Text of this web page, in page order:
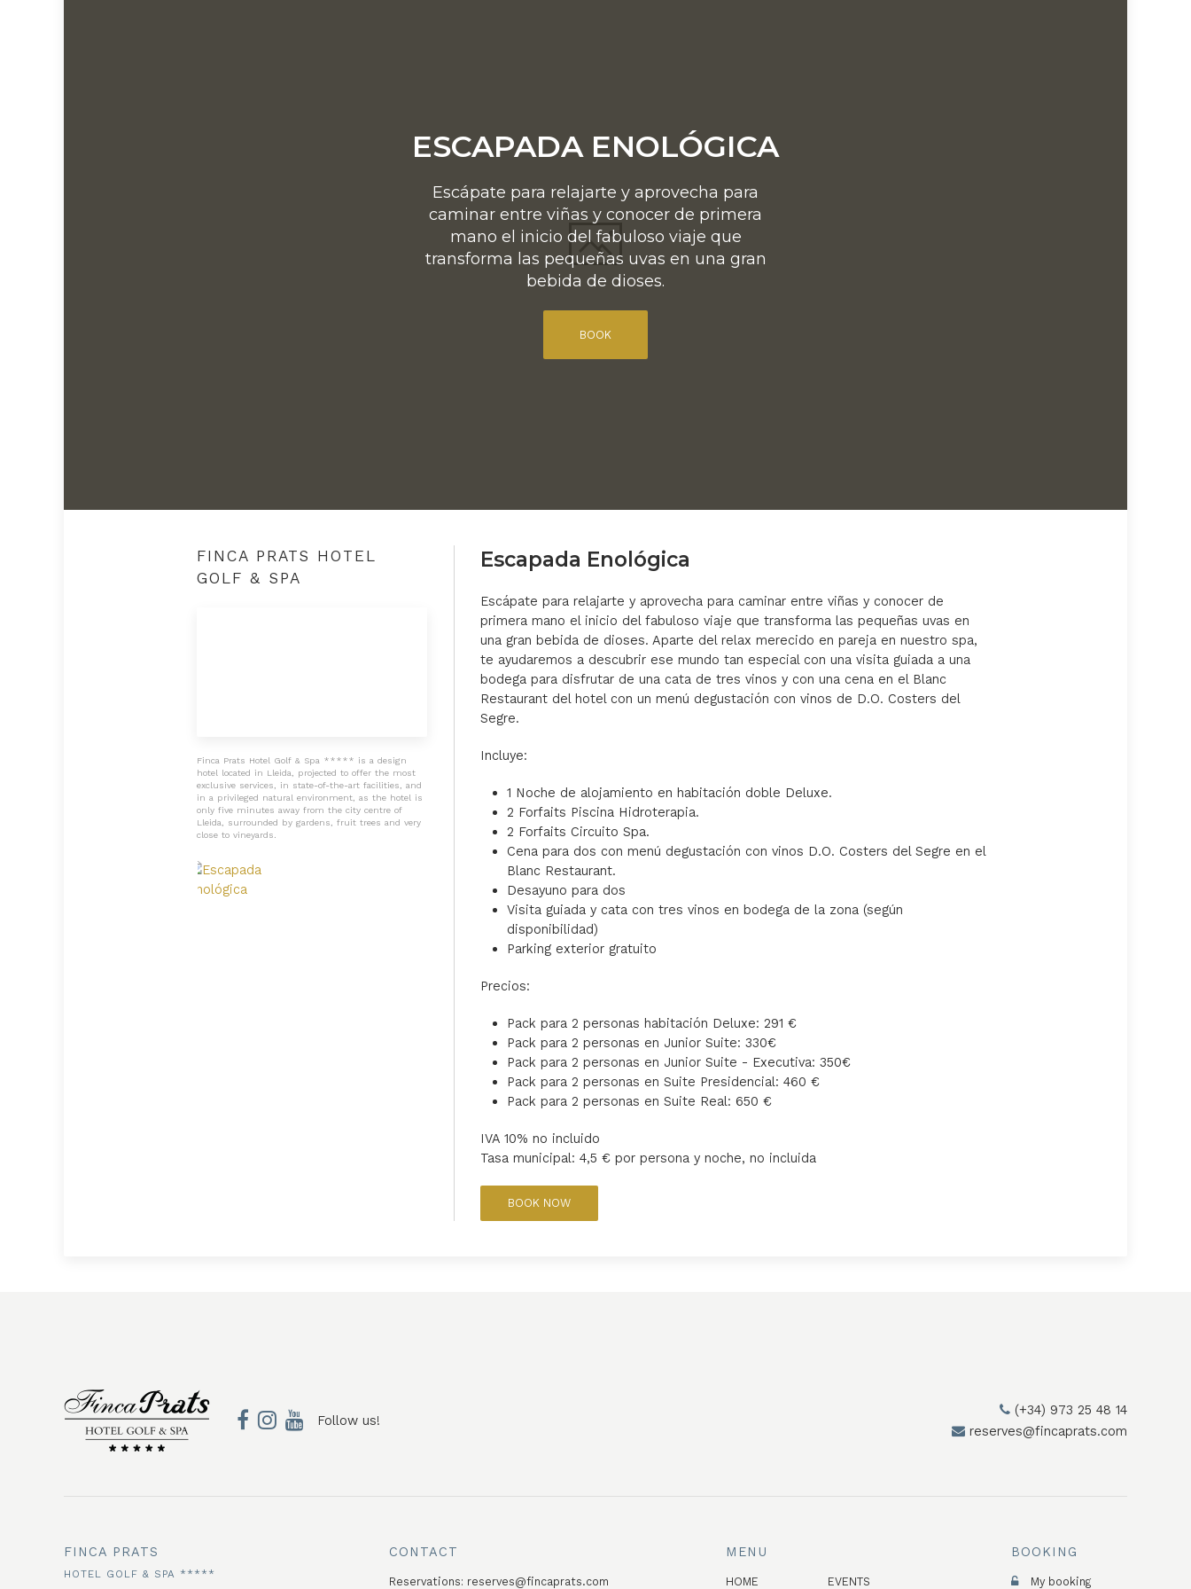
ESCAPADA ENOLÓGICA
Escápate para relajarte y aprovecha para
caminar entre viñas y conocer de primera
mano el inicio del fabuloso viaje que
transforma las pequeñas uvas en una gran
bebida de dioses.
BOOK
Escapada Enológica
Escápate para relajarte y aprovecha para caminar entre viñas y conocer de
primera mano el inicio del fabuloso viaje que transforma las pequeñas uvas en
una gran bebida de dioses. Aparte del relax merecido en pareja en nuestro spa,
te ayudaremos a descubrir ese mundo tan especial con una visita guiada a una
bodega para disfrutar de una cata de tres vinos y con una cena en el Blanc
Restaurant del hotel con un menú degustación con vinos de D.O. Costers del
Segre.
Incluye:
1 Noche de alojamiento en habitación doble Deluxe.
2 Forfaits Piscina Hidroterapia.
2 Forfaits Circuito Spa.
Cena para dos con menú degustación con vinos D.O. Costers del Segre en el
Blanc Restaurant.
Desayuno para dos
Visita guiada y cata con tres vinos en bodega de la zona (según
disponibilidad)
Parking exterior gratuito
Precios:
Pack para 2 personas habitación Deluxe: 291 €
Pack para 2 personas en Junior Suite: 330€
Pack para 2 personas en Junior Suite - Executiva: 350€
Pack para 2 personas en Suite Presidencial: 460 €
Pack para 2 personas en Suite Real: 650 €
IVA 10% no incluido
Tasa municipal: 4,5 € por persona y noche, no incluida
BOOK NOW
FINCA PRATS HOTEL
GOLF & SPA
Finca Prats Hotel Golf & Spa ***** is a design
hotel located in Lleida, projected to offer the most
exclusive services, in state-of-the-art facilities, and
in a privileged natural environment, as the hotel is
only five minutes away from the city centre of
Lleida, surrounded by gardens, fruit trees and very
close to vineyards.
Follow us!
(+34) 973 25 48 14
reserves@fincaprats.com
FINCA PRATS
HOTEL GOLF & SPA *****
CONTACT
Reservations: reserves@fincaprats.com
MENU
HOME EVENTS
BOOKING
My booking